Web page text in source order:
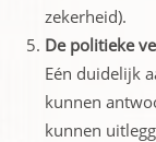
zekerheid).
De politieke
Eén duidelijk
kunnen
kunnen